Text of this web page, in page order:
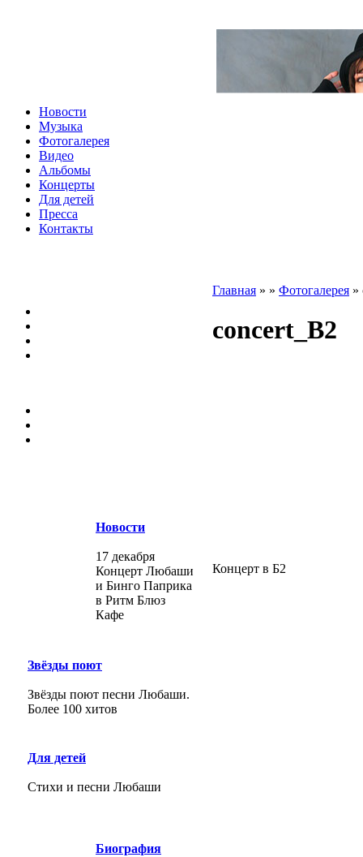
Новости
Музыка
Фотогалерея
Видео
Альбомы
Концерты
Для детей
Пресса
Контакты
Новости
17 декабря
Концерт Любаши
и Бинго Паприка
в Ритм Блюз
Кафе
Звёзды поют
Звёзды поют песни Любаши.
Более 100 хитов
Для детей
Стихи и песни Любаши
Биография
Главная » » Фотогалерея »
concert_B2
Концерт в Б2